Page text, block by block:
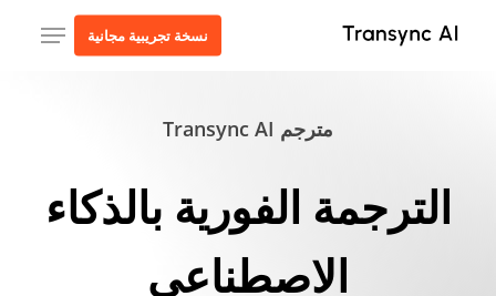
نسخة تجريبية مجانية قائمة طعام
مترجم Transync AI
الترجمة الفورية بالذكاء
الاصطناعي